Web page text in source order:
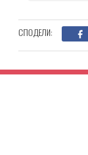
СПОДЕЛИ: